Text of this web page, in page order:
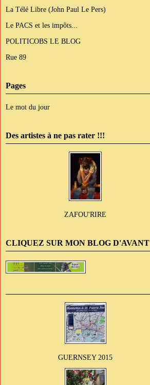
La Télé Libre (John Paul Le Pers)
Le PACS et les impôts...
POLITICOBS LE BLOG
Rue 89
Pages
Le mot du jour
Des artistes à ne pas rater !!!
ZAFOU'RIRE
CLIQUEZ SUR MON BLOG D'AVANT
GUERNSEY 2015